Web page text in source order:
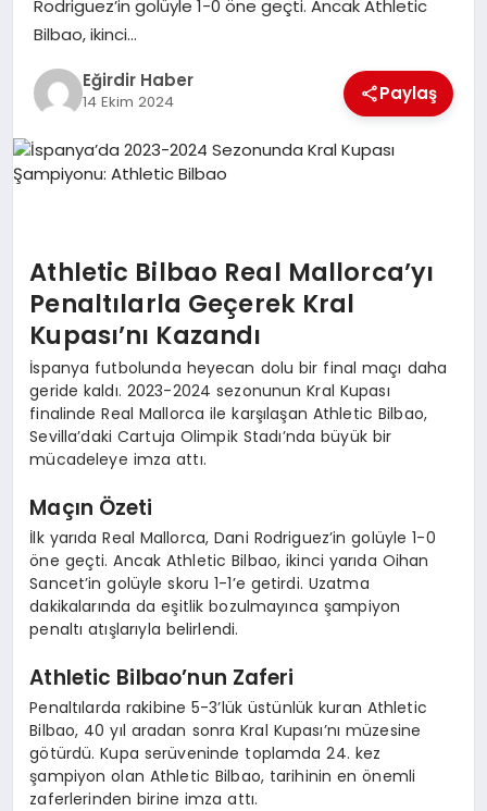
Rodriguez’in golüyle 1-0 öne geçti. Ancak Athletic
Bilbao, ikinci…
Eğirdir Haber
14 Ekim 2024 Paylaş
Athletic Bilbao Real Mallorca’yı
Penaltılarla Geçerek Kral
Kupası’nı Kazandı
İspanya futbolunda heyecan dolu bir final maçı daha
geride kaldı. 2023-2024 sezonunun Kral Kupası
finalinde Real Mallorca ile karşılaşan Athletic Bilbao,
Sevilla’daki Cartuja Olimpik Stadı’nda büyük bir
mücadeleye imza attı.
Maçın Özeti
İlk yarıda Real Mallorca, Dani Rodriguez’in golüyle 1-0
öne geçti. Ancak Athletic Bilbao, ikinci yarıda Oihan
Sancet’in golüyle skoru 1-1’e getirdi. Uzatma
dakikalarında da eşitlik bozulmayınca şampiyon
penaltı atışlarıyla belirlendi.
Athletic Bilbao’nun Zaferi
Penaltılarda rakibine 5-3’lük üstünlük kuran Athletic
Bilbao, 40 yıl aradan sonra Kral Kupası’nı müzesine
götürdü. Kupa serüveninde toplamda 24. kez
şampiyon olan Athletic Bilbao, tarihinin en önemli
zaferlerinden birine imza attı.